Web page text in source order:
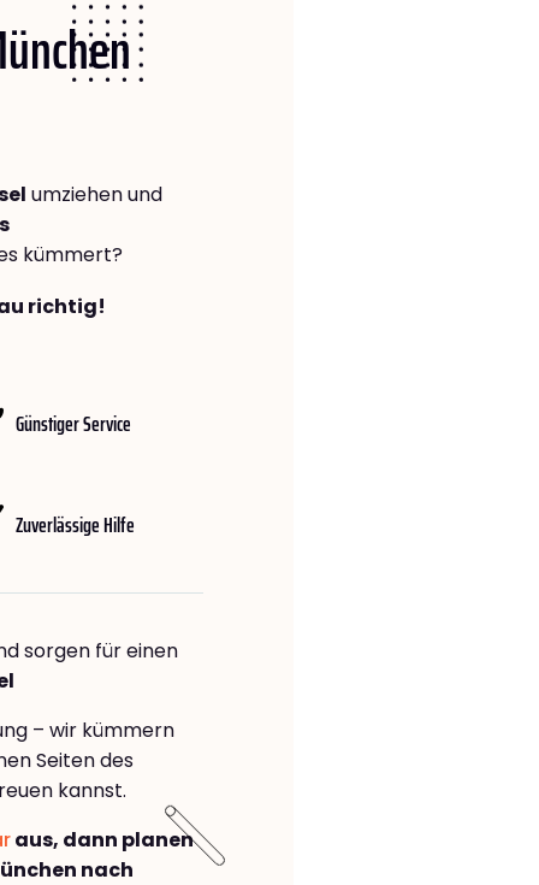
umziehen und
kümmert?
richtig!
Günstiger Service
Zuverlässige Hilfe
sorgen für einen
– wir kümmern
Seiten des
kannst.
aus, dann planen
nach